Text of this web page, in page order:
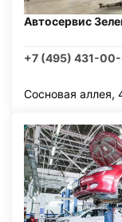
Автосервис
+7 (495) 431-
Сосновая аллея,